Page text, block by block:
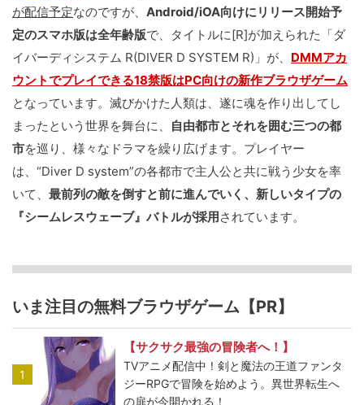
が配信予定なのですが、 Android/iOA向けにリリース開始予
定のスマホ版は全年齢版で、タイトルに[R]が加えられた「ダ
イバーディシステム R(DIVER D SYSTEM R)」が、 DMMアカ
ウントでプレイできる18禁版はPC向けの新作ブラウザゲーム
となっています。滅びかけた人類は、遂に魂を作り出してし
まったという世界を舞台に、
自由都市とそれを囲む三つの都
市を巡り、様々なドラマを繰り広げます。プレイヤー
は、“Diver D system”の各都市で主人公と共に戦う少女を率
いて、 最前列の敵を倒すと前に進んでいく、新しいタイプの
『シームレスウェーブ』バトルが採用されています。
いま注目の無料ブラウザゲーム【PR】
1
【サクサク最強の冒険者へ！】
TVアニメ配信中！剣と魔法の王道ファンタ
ジーRPGで冒険を始めよう。異世界転生へ
の扉が今開かれる！